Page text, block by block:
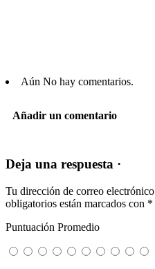
Aún No hay comentarios.
Añadir un comentario
Deja una respuesta ·
Tu dirección de correo
obligatorios están marcados con *
Puntuación Promedio